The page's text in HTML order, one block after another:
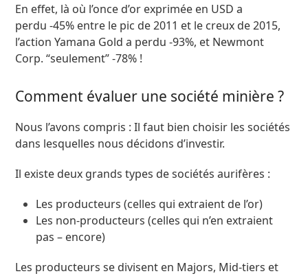
En effet, là où l’once d’or exprimée en USD a
perdu -45% entre le pic de 2011 et le creux de 2015,
l’action Yamana Gold a perdu -93%, et Newmont
Corp. “seulement” -78% !
Comment évaluer une société minière ?
Nous l’avons compris : Il faut bien choisir les sociétés
dans lesquelles nous décidons d’investir.
Il existe deux grands types de sociétés aurifères :
Les producteurs (celles qui extraient de l’or)
Les non-producteurs (celles qui n’en extraient
pas – encore)
Les producteurs se divisent en Majors, Mid-tiers et